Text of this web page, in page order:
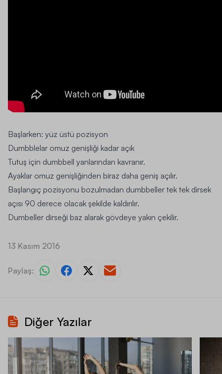
Başlarken: yüz üstü pozisyon
Dumbblelar omuz genişliği kadar açık
Tutuş için dumbbell yanlarından kavranır.
Ayaklar omuz genişliğinden biraz daha geniş açılır.
Başlangıç pozisyonu bozulmadan dumbbeller tek tek dirsek
açısı 90 derece olacak şekilde kaldırılır.
Dumbeller dirseği baz alarak gövdeye yakın çekilir.
13 Kasım 2016
Paylaş:
Diğer Yazılar